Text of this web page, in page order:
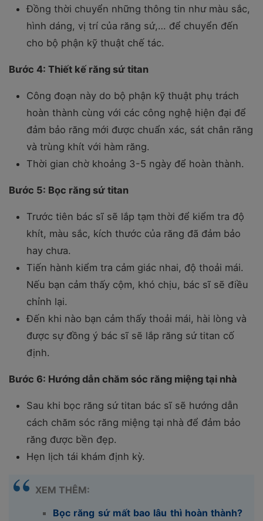
Đồng thời chuyển những thông tin như màu sắc,
hình dáng, vị trí của răng sứ,… để chuyển đến
cho bộ phận kỹ thuật chế tác.
Bước 4: Thiết kế răng sứ titan
Công đoạn này do bộ phận kỹ thuật phụ trách
hoàn thành cùng với các công nghệ hiện đại để
đảm bảo răng mới được chuẩn xác, sát chân răng
và trùng khít với hàm răng.
Thời gian chờ khoảng 3-5 ngày để hoàn thành.
Bước 5: Bọc răng sứ titan
Trước tiên bác sĩ sẽ lắp tạm thời để kiểm tra độ
khít, màu sắc, kích thước của răng đã đảm bảo
hay chưa.
Tiến hành kiểm tra cảm giác nhai, độ thoải mái.
Nếu bạn cảm thấy cộm, khó chịu, bác sĩ sẽ điều
chỉnh lại.
Đến khi nào bạn cảm thấy thoải mái, hài lòng và
được sự đồng ý bác sĩ sẽ lắp răng sứ titan cố
định.
Bước 6: Hướng dẫn chăm sóc răng miệng tại nhà
Sau khi bọc răng sứ titan bác sĩ sẽ hướng dẫn
cách chăm sóc răng miệng tại nhà để đảm bảo
răng được bền đẹp.
Hẹn lịch tái khám định kỳ.
XEM THÊM:
Bọc răng sứ mất bao lâu thì hoàn thành?